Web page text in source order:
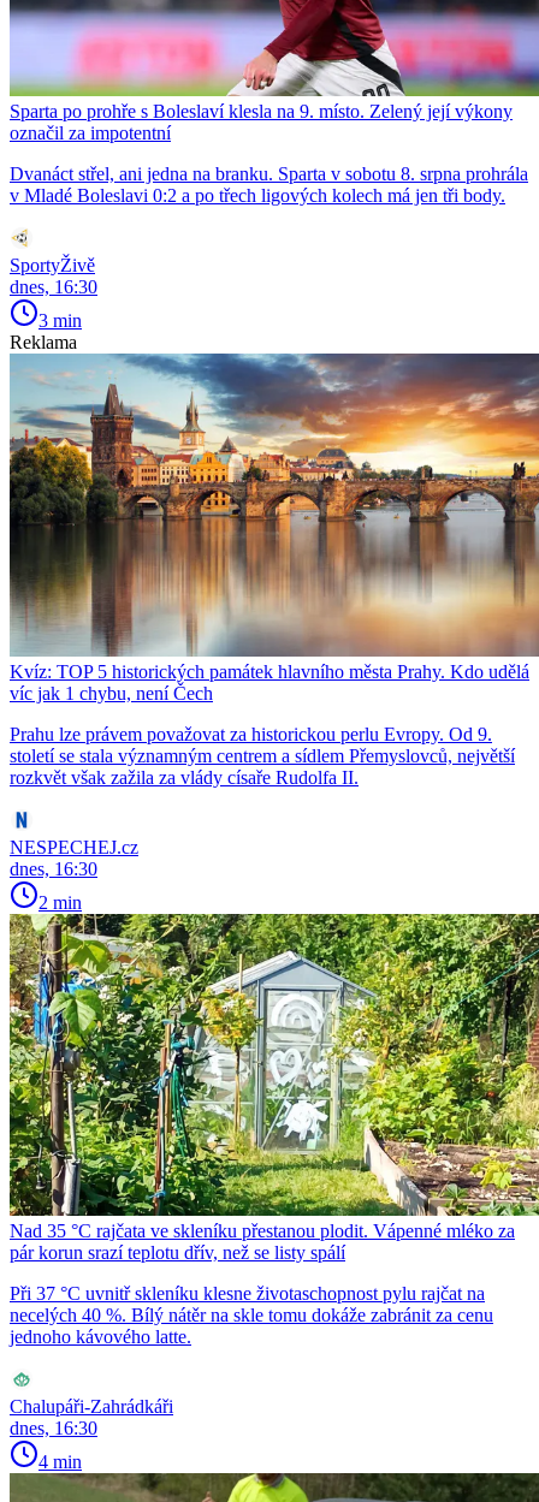
Sparta po prohře s Boleslaví klesla na 9. místo. Zelený její výkony
označil za impotentní
Dvanáct střel, ani jedna na branku. Sparta v sobotu 8. srpna prohrála
v Mladé Boleslavi 0:2 a po třech ligových kolech má jen tři body.
SportyŽivě
dnes, 16:30
3 min
Reklama
Kvíz: TOP 5 historických památek hlavního města Prahy. Kdo udělá
víc jak 1 chybu, není Čech
Prahu lze právem považovat za historickou perlu Evropy. Od 9.
století se stala významným centrem a sídlem Přemyslovců, největší
rozkvět však zažila za vlády císaře Rudolfa II.
NESPECHEJ.cz
dnes, 16:30
2 min
Nad 35 °C rajčata ve skleníku přestanou plodit. Vápenné mléko za
pár korun srazí teplotu dřív, než se listy spálí
Při 37 °C uvnitř skleníku klesne životaschopnost pylu rajčat na
necelých 40 %. Bílý nátěr na skle tomu dokáže zabránit za cenu
jednoho kávového latte.
Chalupáři-Zahrádkáři
dnes, 16:30
4 min